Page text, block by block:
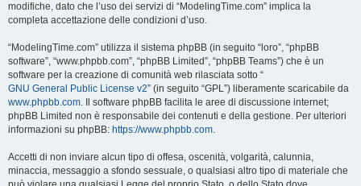
modifiche, dato che l’uso dei servizi di “ModelingTime.com” implica la
completa accettazione delle condizioni d’uso.
“ModelingTime.com” utilizza il sistema phpBB (in seguito “loro”, “phpBB
software”, “www.phpbb.com”, “phpBB Limited”, “phpBB Teams”) che è un
software per la creazione di comunità web rilasciata sotto “
GNU General Public License v2” (in seguito “GPL”) liberamente scaricabile da
www.phpbb.com. Il software phpBB facilita le aree di discussione internet;
phpBB Limited non è responsabile dei contenuti e della gestione. Per ulteriori
informazioni su phpBB: https://www.phpbb.com.
Accetti di non inviare alcun tipo di offesa, oscenità, volgarità, calunnia,
minaccia, messaggio a sfondo sessuale, o qualsiasi altro tipo di materiale che